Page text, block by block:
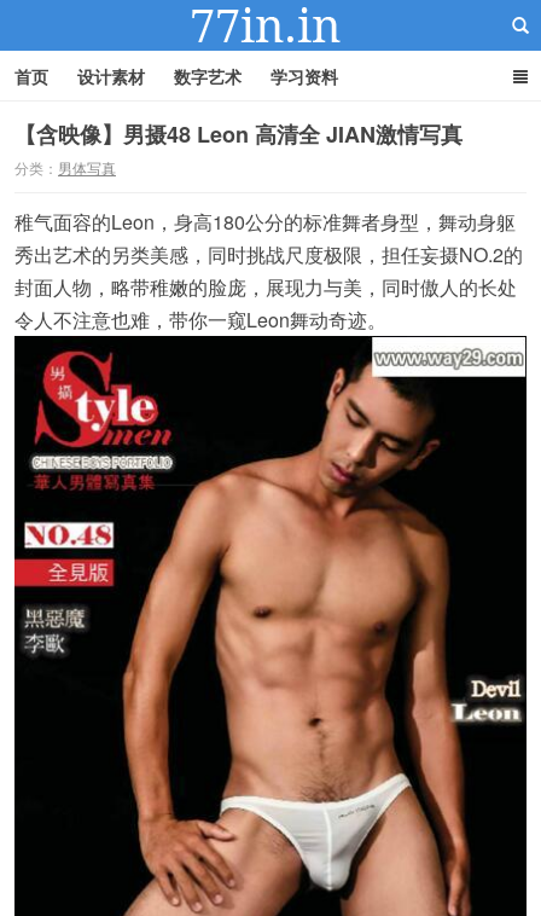
首页 设计素材 数字艺术 学习资料
【含映像】男摄48 Leon 高清全 JIAN激情写真
分类： 男体写真
稚气面容的Leon，身高180公分的标准舞者身型，舞动身躯
秀出艺术的另类美感，同时挑战尺度极限，担任妄摄NO.2的
封面人物，略带稚嫩的脸庞，展现力与美，同时傲人的长处
令人不注意也难，带你一窥Leon舞动奇迹。